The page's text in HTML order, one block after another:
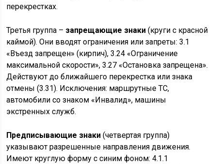
перекрестках.
Третья группа – запрещающие знаки (круги с красной
каймой). Они вводят ограничения или запреты: 3.1
«Въезд запрещен» (кирпич), 3.24 «Ограничение
максимальной скорости», 3.27 «Остановка запрещена».
Действуют до ближайшего перекрестка или знака
отмены (3.31). Исключения: маршрутные ТС,
автомобили со знаком «Инвалид», машины
экстренных служб.
Предписывающие знаки (четвертая группа)
указывают разрешенные направления движения.
Имеют круглую форму с синим фоном: 4.1.1